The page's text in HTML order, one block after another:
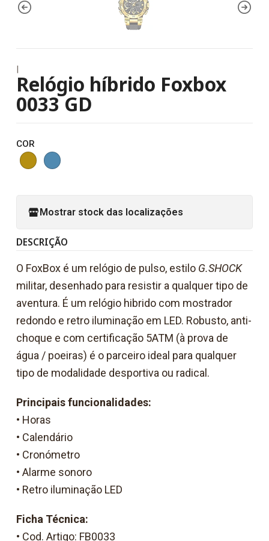
|
Relógio híbrido Foxbox
0033 GD
COR
Mostrar stock das localizações
DESCRIÇÃO
O FoxBox é um relógio de pulso, estilo G.SHOCK
militar, desenhado para resistir a qualquer tipo de
aventura. É um relógio hibrido com mostrador
redondo e retro iluminação em LED. Robusto, anti-
choque e com certificação 5ATM (à prova de
água / poeiras) é o parceiro ideal para qualquer
tipo de modalidade desportiva ou radical.
Principais funcionalidades:
• Horas
• Calendário
• Cronómetro
• Alarme sonoro
• Retro iluminação LED
Ficha Técnica:
• Cod. Artigo: FB0033